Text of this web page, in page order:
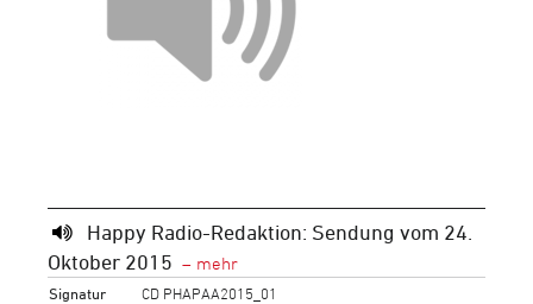
Happy Radio-Redaktion: Sendung vom 24.
Oktober 2015
Signatur
CD PHAPAA2015_01